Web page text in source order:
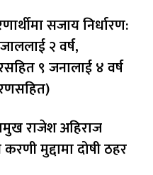
सजाय निर्धारण:
२ वर्ष,
९ जनालाई ४ वर्ष
राजेश अहिराज
मुद्दामा दोषी ठहर